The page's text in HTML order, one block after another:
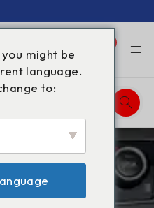
might be
language.
to: